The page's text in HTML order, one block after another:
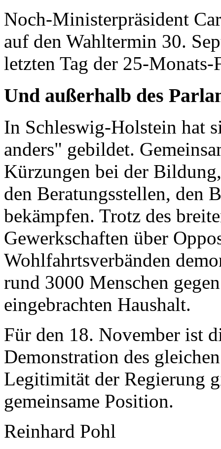
Noch-Ministerpräsident
auf den Wahltermin 30.
letzten Tag der 25-Monats-
Und außerhalb des
In Schleswig-Holstein hat
anders" gebildet.
Kürzungen bei der
den Beratungsstellen, den
bekämpfen. Trotz des
Gewerkschaften über
Wohlfahrtsverbänden
rund 3000 Menschen
eingebrachten Haushalt.
Für den 18. November ist
Demonstration des
Legitimität der Regierung
gemeinsame Position.
Reinhard Pohl